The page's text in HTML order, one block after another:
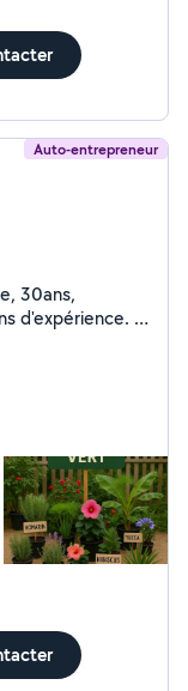
Auto-entrepreneur
30ans,
d'expérience. -
- Petits
à percussion
Dexter - Scie
- Mini
-
(250 kg max)